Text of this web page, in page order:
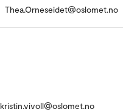
Thea.Orneseidet@oslomet.no
kristin.vivoll@oslomet.no